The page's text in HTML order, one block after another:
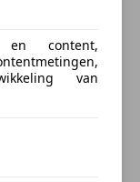
potentieel
collision
botsing
een
en content,
van